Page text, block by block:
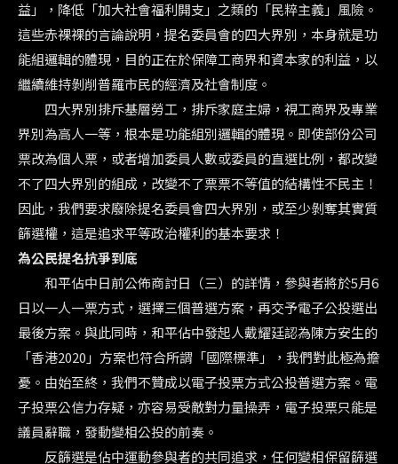
益」，降低「加大社會福利開支」之類的「民粹主義」風險。
這些赤裸裸的言論說明，提名委員會的四大界別，本身就是功
能組邏輯的體現，目的正在於保障工商界和資本家的利益，以
繼續維持剝削普羅市民的經濟及社會制度。
四大界別排斥基層勞工，排斥家庭主婦，視工商界及專業
界別為高人一等，根本是功能組別邏輯的體現。即使部份公司
票改為個人票，或者增加委員人數或委員的直選比例，都改變
不了四大界別的組成，改變不了票票不等值的結構性不民主！
因此，我們要求廢除提名委員會四大界別，或至少剝奪其實質
篩選權，這是追求平等政治權利的基本要求！
為公民提名抗爭到底
和平佔中日前公佈商討日（三）的詳情，參與者將於5月6
日以一人一票方式，選擇三個普選方案，再交予電子公投選出
最後方案。與此同時，和平佔中發起人戴耀廷認為陳方安生的
「香港2020」方案也符合所謂「國際標準」，我們對此極為擔
憂。由始至終，我們不贊成以電子投票方式公投普選方案。電
子投票公信力存疑，亦容易受敵對力量操弄，電子投票只能是
議員辭職，發動變相公投的前奏。
反篩選是佔中運動參與者的共同追求，任何變相保留篩選